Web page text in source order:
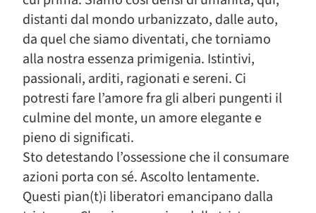
distanti dal mondo urbanizzato, dalle auto,
da quel che siamo diventati, che torniamo
alla nostra essenza primigenia. Istintivi,
passionali, arditi, ragionati e sereni. Ci
potresti fare l’amore fra gli alberi pungenti il
culmine del monte, un amore elegante e
pieno di significati.
Sto detestando l’ossessione che il consumare
azioni porta con sé. Ascolto lentamente.
Questi pian(t)i liberatori emancipano dalla